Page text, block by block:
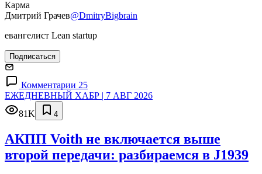
Карма
Дмитрий Грачев@DmitryBigbrain
евангелист Lean startup
Подписаться
Комментарии 25
ЕЖЕДНЕВНЫЙ ХАБР | 7 АВГ 2026
81K
4
АКПП Voith не включается выше
второй передачи: разбираемся в J1939